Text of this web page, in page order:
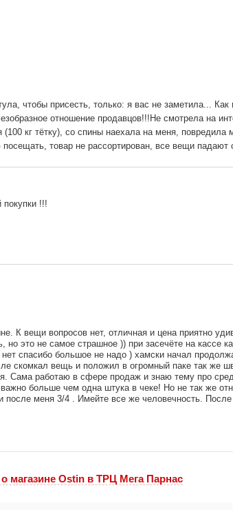
чтобы присесть, только: я вас не заметила...
отношение продавцов!!!Не смотрела на
кг тётку), со спины наехала на меня, повредила
товар не рассортирован, все вещи падают
!!!
К вещи вопросов нет, отличная и цена приятно
это не самое страшное )) при засечёте на кассе
спасибо большое не надо ) хамски начал
скомкал вещь и положил в огромный паке так же
Сама работаю в сфере продаж и знаю тему про
больше чем одна штука в чеке! Но не так же
меня 3/4 . Имейте все же человечность. После
магазине Ostin в ТРЦ Мега Парнас